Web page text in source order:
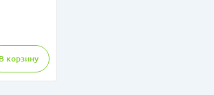
(2500
В корзину